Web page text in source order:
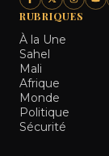
RUBRIQUES
À la Une
Sahel
Mali
Afrique
Monde
Politique
Sécurité